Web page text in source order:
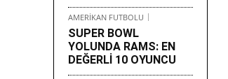
AMERİKAN FUTBOLU
SUPER BOWL
YOLUNDA RAMS: EN
DEĞERLİ 10 OYUNCU